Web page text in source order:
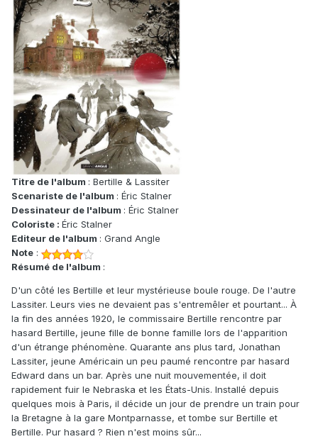
Titre de l'album : Bertille & Lassiter
Scenariste de l'album : Éric Stalner
Dessinateur de l'album : Éric Stalner
Coloriste : Éric Stalner
Editeur de l'album : Grand Angle
Note :
Résumé de l'album :
D'un côté les Bertille et leur mystérieuse boule rouge. De l'autre
Lassiter. Leurs vies ne devaient pas s'entremêler et pourtant... À
la fin des années 1920, le commissaire Bertille rencontre par
hasard Bertille, jeune fille de bonne famille lors de l'apparition
d'un étrange phénomène. Quarante ans plus tard, Jonathan
Lassiter, jeune Américain un peu paumé rencontre par hasard
Edward dans un bar. Après une nuit mouvementée, il doit
rapidement fuir le Nebraska et les États-Unis. Installé depuis
quelques mois à Paris, il décide un jour de prendre un train pour
la Bretagne à la gare Montparnasse, et tombe sur Bertille et
Bertille. Pur hasard ? Rien n'est moins sûr...